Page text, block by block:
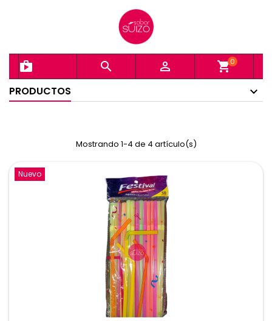
shopping_bag
  shopping_cart0
PRODUCTOS
Mostrando 1-4 de 4 artículo(s)
Nuevo